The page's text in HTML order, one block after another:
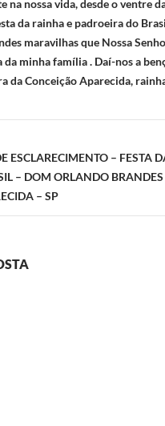
na nossa vida, desde o ventre
da rainha e padroeira do
maravilhas que Nossa
da minha família . Daí-nos a
da Conceição Aparecida,
ESCLARECIMENTO – FESTA
– DOM ORLANDO BRANDES
– SP